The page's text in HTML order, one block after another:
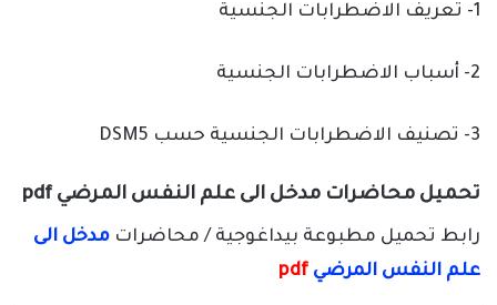
1- تعريف الاضطرابات الجنسية
2- أسباب الاضطرابات الجنسية
3- تصنيف الاضطرابات الجنسية حسب DSM5
تحميل محاضرات مدخل الى علم النفس المرضي pdf
رابط تحميل مطبوعة بيداغوجية / محاضرات مدخل الى
علم النفس المرضي